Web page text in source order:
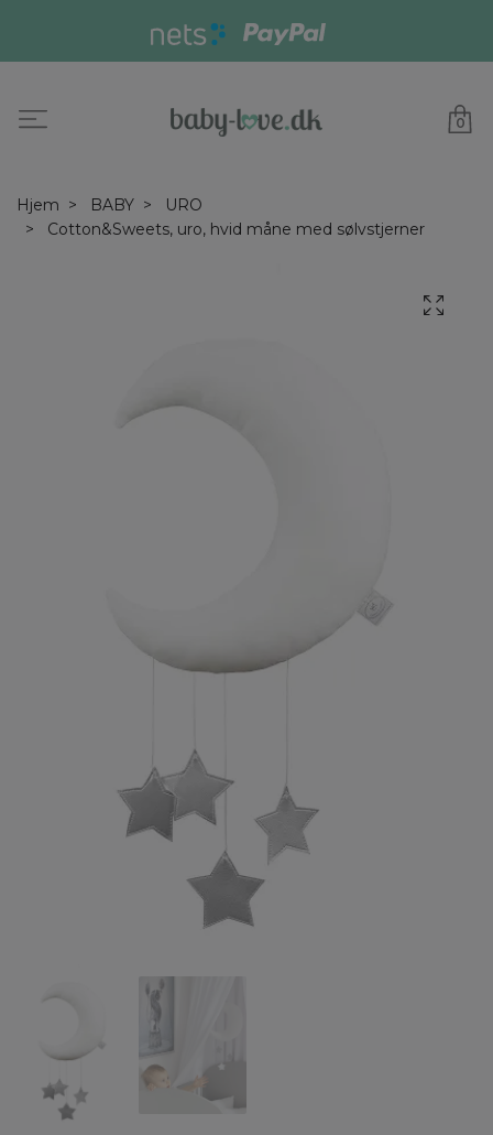
0
Hjem BABY
URO
Cotton&Sweets, uro, hvid måne med sølvstjerner